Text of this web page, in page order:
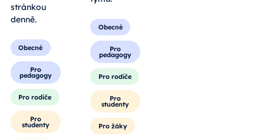
stránkou
denně.
Obecné
Pro
pedagogy
Pro rodiče
Pro
studenty
Obecné
Pro
pedagogy
Pro rodiče
Pro
studenty
Pro žáky